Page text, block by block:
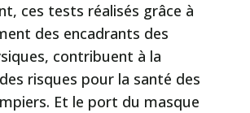
ces tests réalisés grâce à
des encadrants des
contribuent à la
risques pour la santé des
Et le port du masque